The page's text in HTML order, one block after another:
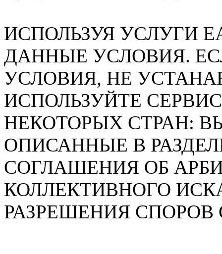
ИСПОЛЬЗУЯ УСЛУГИ
ДАННЫЕ УСЛОВИЯ.
УСЛОВИЯ, НЕ
ИСПОЛЬЗУЙТЕ
НЕКОТОРЫХ СТРАН:
ОПИСАННЫЕ В
СОГЛАШЕНИЯ ОБ
КОЛЛЕКТИВНОГО
РАЗРЕШЕНИЯ СПОРОВ